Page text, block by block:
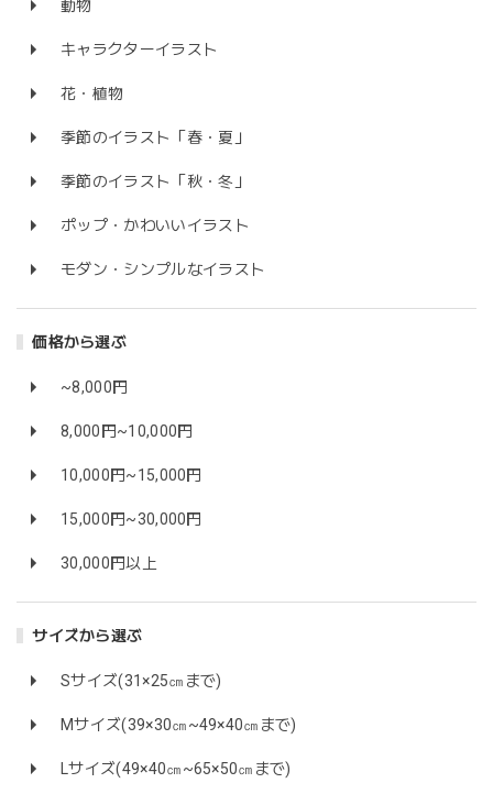
動物
キャラクターイラスト
花・植物
季節のイラスト「春・夏」
季節のイラスト「秋・冬」
ポップ・かわいいイラスト
モダン・シンプルなイラスト
価格から選ぶ
~8,000円
8,000円~10,000円
10,000円~15,000円
15,000円~30,000円
30,000円以上
サイズから選ぶ
Sサイズ(31×25㎝まで)
Mサイズ(39×30㎝~49×40㎝まで)
Lサイズ(49×40㎝~65×50㎝まで)